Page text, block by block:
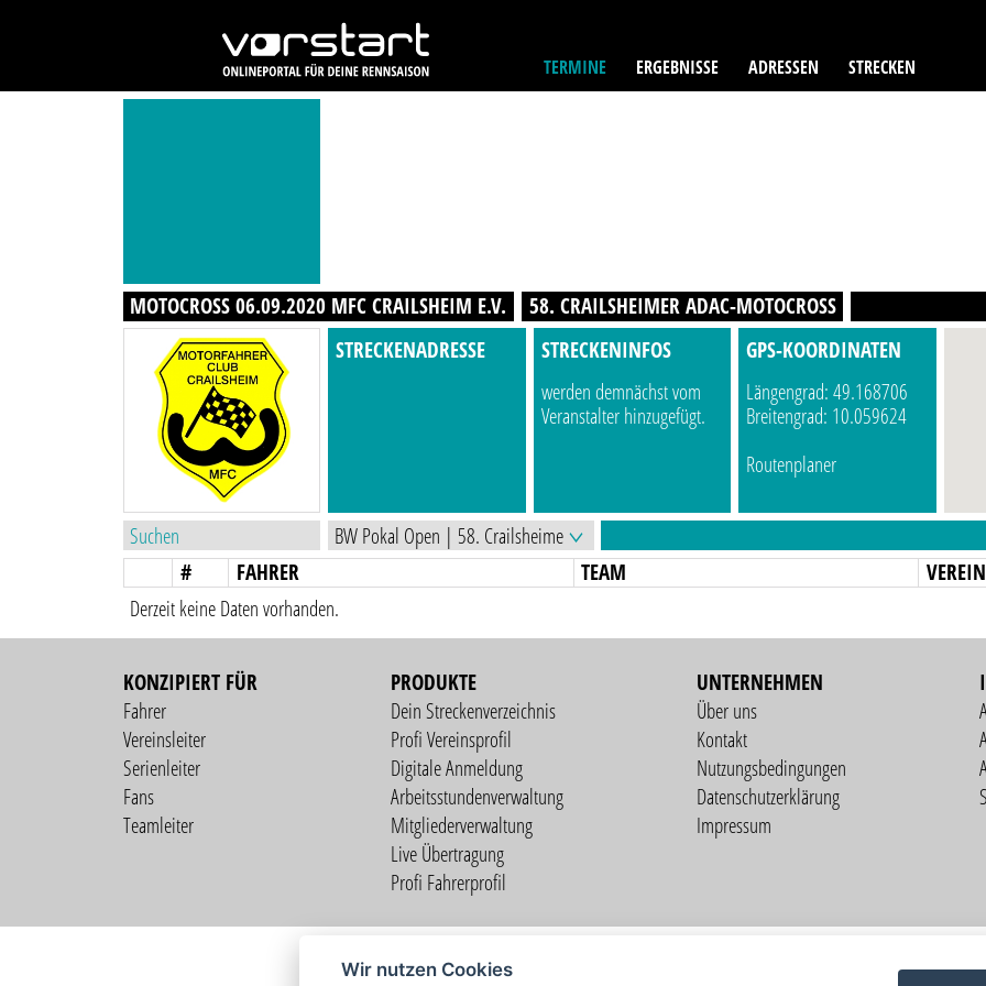
TERMINE ERGEBNISSE ADRESSEN STRECKEN
MOTOCROSS 06.09.2020 MFC CRAILSHEIM E.V. 58. CRAILSHEIMER ADAC-MOTOCROSS
STRECKENADRESSE
STRECKENINFOS
werden demnächst vom
Veranstalter hinzugefügt.
GPS-KOORDINATEN
Längengrad: 49.168706
Breitengrad: 10.059624
Routenplaner
# FAHRER TEAM VEREIN
Derzeit keine Daten vorhanden.
KONZIPIERT FÜR
Fahrer
Vereinsleiter
Serienleiter
Fans
Teamleiter
PRODUKTE
Dein Streckenverzeichnis
Profi Vereinsprofil
Digitale Anmeldung
Arbeitsstundenverwaltung
Mitgliederverwaltung
Live Übertragung
Profi Fahrerprofil
UNTERNEHMEN
Über uns
Kontakt
Nutzungsbedingungen
Datenschutzerklärung
Impressum
Wir nutzen Cookies